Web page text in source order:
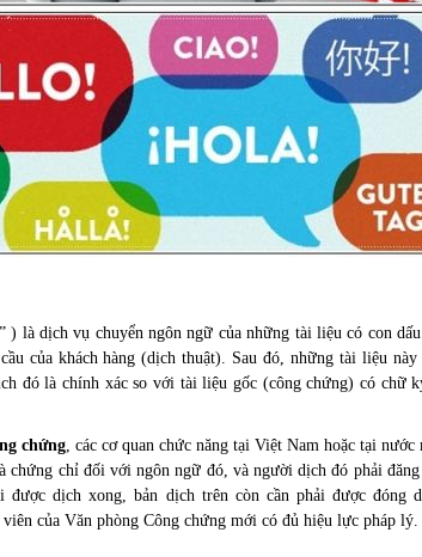
) là dịch vụ chuyển ngôn ngữ của những tài liệu có con
của khách hàng (dịch thuật). Sau đó, những tài liệu này
đó là chính xác so với tài liệu gốc (công chứng) có chữ
chứng, các cơ quan chức năng tại Việt Nam hoặc tại nước
chứng chỉ đối với ngôn ngữ đó, và người dịch đó phải
được dịch xong, bản dịch trên còn cần phải được đóng
của Văn phòng Công chứng mới có đủ hiệu lực pháp lý.